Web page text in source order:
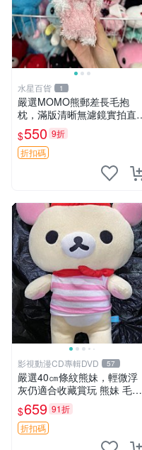
水星百貨 1
嚴選MOMO熊郵差長毛抱
枕，滿版清晰無濾鏡實拍直
銷。每周新品到貨，不容錯
過！ 郵差熊 長毛 抱枕
$550 9折
折扣碼
影視動漫CD專輯DVD 57
嚴選40㎝條紋熊妹，輕微浮
灰仍適合收藏賞玩 熊妹 毛絨
玩具 浮雕熊
$659 91折
折扣碼